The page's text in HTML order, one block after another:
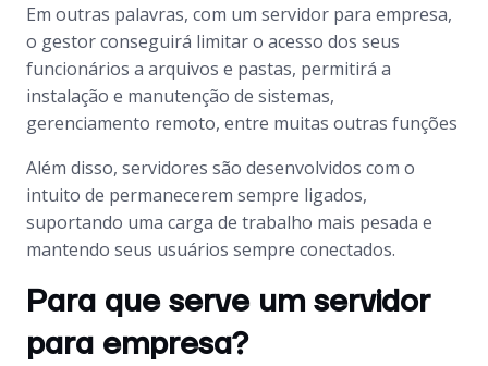
Em outras palavras, com um servidor para empresa,
o gestor conseguirá limitar o acesso dos seus
funcionários a arquivos e pastas, permitirá a
instalação e manutenção de sistemas,
gerenciamento remoto, entre muitas outras funções
Além disso, servidores são desenvolvidos com o
intuito de permanecerem sempre ligados,
suportando uma carga de trabalho mais pesada e
mantendo seus usuários sempre conectados.
Para que serve um servidor
para empresa?